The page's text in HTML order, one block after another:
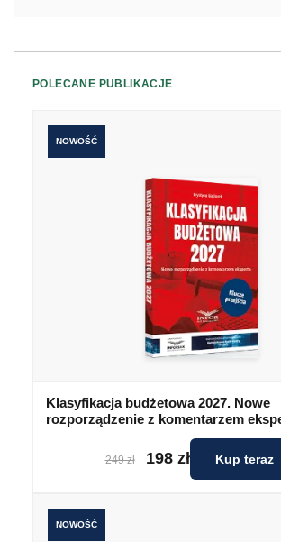
POLECANE PUBLIKACJE
NOWOŚĆ
Klasyfikacja budżetowa 2027. Nowe
rozporządzenie z komentarzem
249 zł 198 zł Kup teraz
NOWOŚĆ